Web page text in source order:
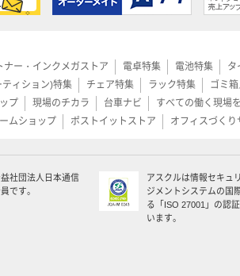
ナー・インクメガストア 電卓特集 電池特集
タ
ィション)特集
チェア特集 ラック特集
ゴミ
プ
現場のチカラ 台車ナビ
すべての働く現場
ムショップ
ポストイットストア オフィスづくり
社団法人日本通信
です。
アスクルは情報セキュ
ジメントシステムの国
る「ISO 27001」の認
います。